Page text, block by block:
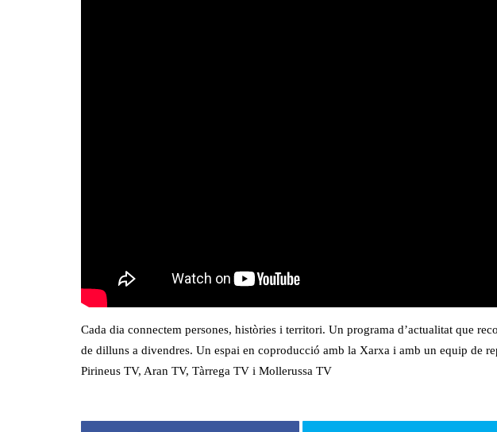
Cada dia connectem persones, històries i territori. Un programa d’actualitat que
de dilluns a divendres. Un espai en coproducció amb la Xarxa i amb un equip de
Pirineus TV, Aran TV, Tàrrega TV i Mollerussa TV